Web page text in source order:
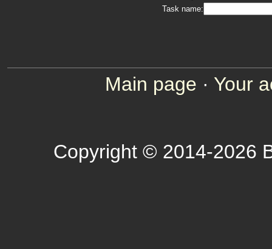
Task name:
Main page · Your
Copyright © 2014-2026